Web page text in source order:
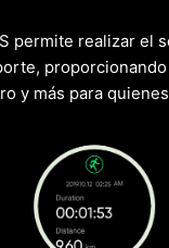
permite realizar el
y más para